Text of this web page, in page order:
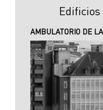
Edificios
AMBULATORIO DE